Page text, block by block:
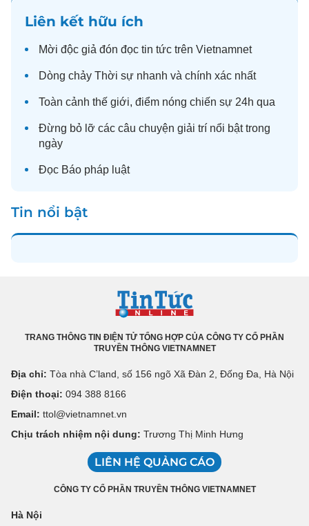
Liên kết hữu ích
Mời độc giả đón đọc tin tức trên Vietnamnet
Dòng chảy Thời sự nhanh và chính xác nhất
Toàn cảnh thế giới, điểm nóng chiến sự 24h qua
Đừng bỏ lỡ các câu chuyện giải trí nổi bật trong
ngày
Đọc Báo pháp luật
Tin nổi bật
TRANG THÔNG TIN ĐIỆN TỬ TỔNG HỢP CỦA CÔNG TY CỔ PHẦN
TRUYỀN THÔNG VIETNAMNET
Địa chỉ: Tòa nhà C’land, số 156 ngõ Xã Đàn 2, Đống Đa, Hà Nội
Điện thoại: 094 388 8166
Email: ttol@vietnamnet.vn
Chịu trách nhiệm nội dung: Trương Thị Minh Hưng
LIÊN HỆ QUẢNG CÁO
CÔNG TY CỔ PHẦN TRUYỀN THÔNG VIETNAMNET
Hà Nội